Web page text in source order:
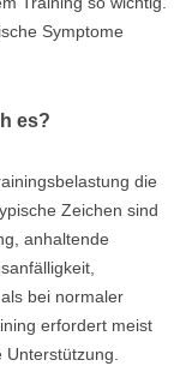
Symptome
es?
die
Zeichen sind
anhaltende
bei normaler
erfordert meist